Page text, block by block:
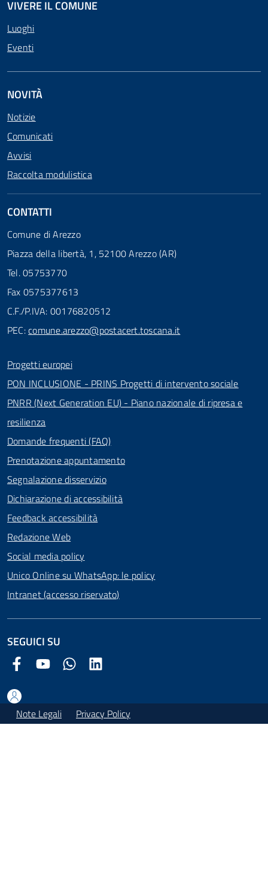
VIVERE IL COMUNE
Luoghi
Eventi
NOVITÀ
Notizie
Comunicati
Avvisi
Raccolta modulistica
CONTATTI
Comune di Arezzo
Piazza della libertà, 1, 52100 Arezzo (AR)
Tel. 05753770
Fax 0575377613
C.F./P.IVA: 00176820512
PEC:comune.arezzo@postacert.toscana.it
Progetti europei
PON INCLUSIONE - PRINS Progetti di intervento sociale
PNRR (Next Generation EU) - Piano nazionale di ripresa e
resilienza
Domande frequenti (FAQ)
Prenotazione appuntamento
Segnalazione disservizio
Dichiarazione di accessibilità
Feedback accessibilità
Redazione Web
Social media policy
Unico Online su WhatsApp: le policy
Intranet (accesso riservato)
SEGUICI SU
Facebook Comune di Arezzo
Youtube Comune di Arezzo
Twitter Comune di Arezzo
Note Legali Privacy Policy